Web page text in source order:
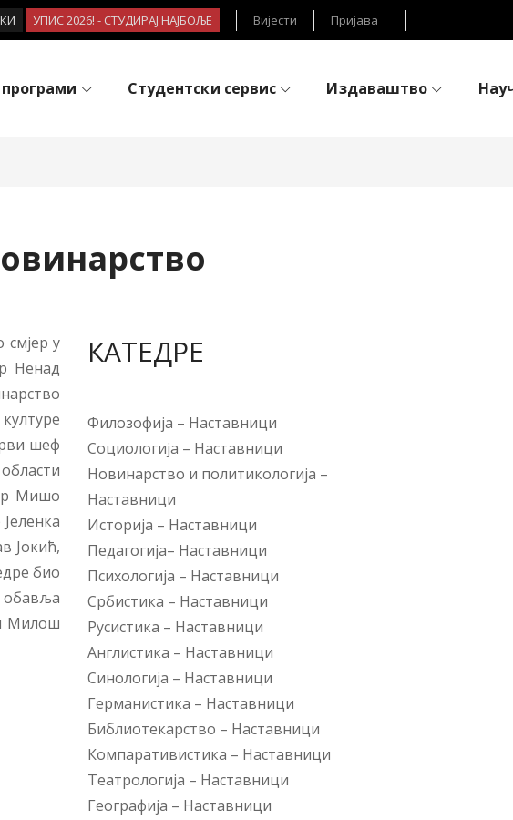
УПИС 2026! - СТУДИРАЈ НАЈБОЉЕ Вијести Пријава
Студентски сервис Издаваштво
у
Ненад
шеф
Мишо
Јокић,
био
Милош
КАТЕДРЕ
Филозофија – Наставници
Социологија – Наставници
Новинарство и политикологија –
Наставници
Историја – Наставници
Педагогија– Наставници
Психологија – Наставници
Србистика – Наставници
Русистика – Наставници
Англистика – Наставници
Синологија – Наставници
Германистика – Наставници
Библиотекарство – Наставници
Компаративистика – Наставници
Театрологија – Наставници
Географија – Наставници